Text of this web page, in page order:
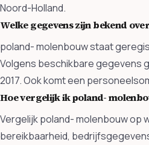
Noord-Holland.
Welke gegevens zijn bekend
poland- molenbouw staat
Volgens beschikbare gegevens
2017. Ook komt een
Hoe vergelijk ik poland-
Vergelijk poland- molenbouw op
bereikbaarheid,